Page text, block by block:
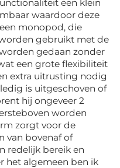
een klein
waardoor deze
monopod, die
gebruikt met de
gedaan zonder
een grote flexibiliteit
extra uitrusting nodig
is uitgeschoven of
hij ongeveer 2
worden
zorgt voor de
van bovenaf of
redelijk bereik en
het algemeen ben ik